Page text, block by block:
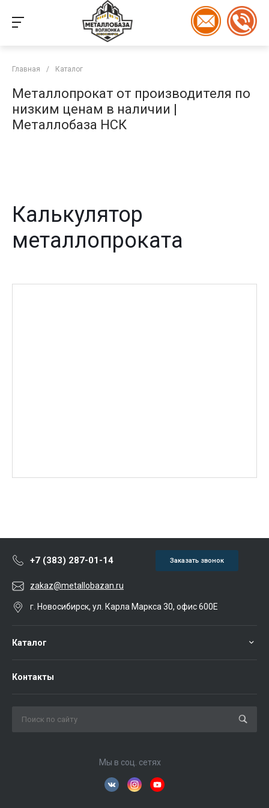
Главная / Каталог
Металлопрокат от производителя по
низким ценам в наличии |
Металлобаза НСК
Калькулятор
металлопроката
+7 (383) 287-01-14 Заказать звонок
zakaz@metallobazan.ru
г. Новосибирск, ул. Карла Маркса 30, офис 600Е
Каталог
Контакты
Мы в соц. сетях